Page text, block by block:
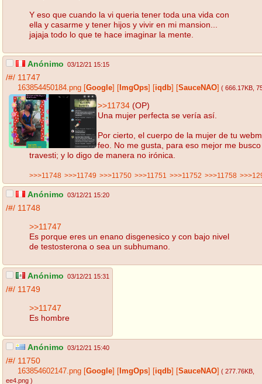
Y eso que cuando la vi queria tener toda una vida con
ella y casarme y tener hijos y vivir en mi mansion...
jajaja todo lo que te hace imaginar la mente.
Anónimo 03/12/21 15:15
/#/ 11747
163854450184.png Google ImgOps iqdb SauceNAO ( 666.17KB ,
>>11734 (OP)
Una mujer perfecta se vería así.
Por cierto, el cuerpo de la mujer de tu
feo. No me gusta, para eso mejor me
travesti; y lo digo de manera no irónica.
>>>11748 >>>11749 >>>11750 >>>11751 >>>11752 >>>11758
Anónimo 03/12/21 15:20
/#/ 11748
>>11747
Es porque eres un enano disgenesico y con bajo nivel
de testosterona o sea un subhumano.
Anónimo 03/12/21 15:31
/#/ 11749
>>11747
Es hombre
Anónimo 03/12/21 15:40
/#/ 11750
163854602147.png Google ImgOps iqdb SauceNAO ( 277.76KB
ee4.png )